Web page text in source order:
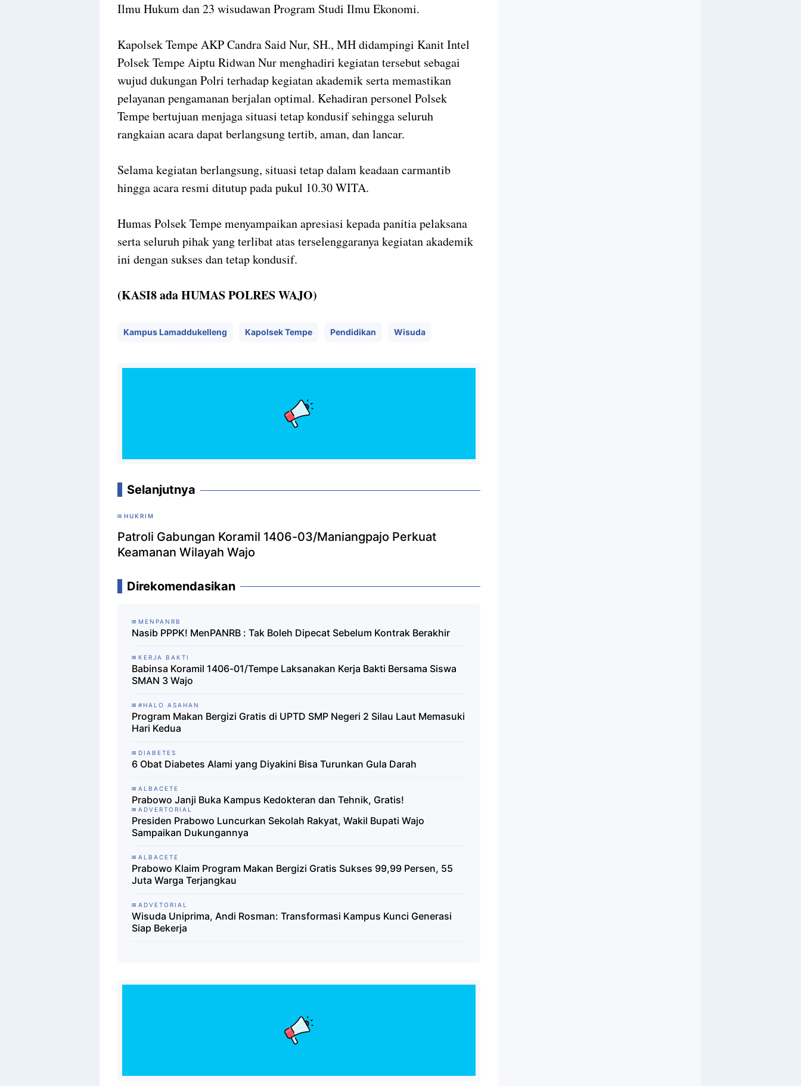
Ilmu Hukum dan 23 wisudawan Program Studi Ilmu Ekonomi.
Kapolsek Tempe AKP Candra Said Nur, SH., MH didampingi Kanit Intel
Polsek Tempe Aiptu Ridwan Nur menghadiri kegiatan tersebut sebagai
wujud dukungan Polri terhadap kegiatan akademik serta memastikan
pelayanan pengamanan berjalan optimal. Kehadiran personel Polsek
Tempe bertujuan menjaga situasi tetap kondusif sehingga seluruh
rangkaian acara dapat berlangsung tertib, aman, dan lancar.
Selama kegiatan berlangsung, situasi tetap dalam keadaan carmantib
hingga acara resmi ditutup pada pukul 10.30 WITA.
Humas Polsek Tempe menyampaikan apresiasi kepada panitia pelaksana
serta seluruh pihak yang terlibat atas terselenggaranya kegiatan akademik
ini dengan sukses dan tetap kondusif.
(KASI8 ada HUMAS POLRES WAJO)
Kampus Lamaddukelleng Kapolsek Tempe Pendidikan Wisuda
Selanjutnya
HUKRIM
Patroli Gabungan Koramil 1406-03/Maniangpajo Perkuat
Keamanan Wilayah Wajo
Direkomendasikan
MENPANRB
Nasib PPPK! MenPANRB : Tak Boleh Dipecat Sebelum Kontrak Berakhir
KERJA BAKTI
Babinsa Koramil 1406-01/Tempe Laksanakan Kerja Bakti Bersama Siswa
SMAN 3 Wajo
#HALO ASAHAN
Program Makan Bergizi Gratis di UPTD SMP Negeri 2 Silau Laut Memasuki
Hari Kedua
DIABETES
6 Obat Diabetes Alami yang Diyakini Bisa Turunkan Gula Darah
ALBACETE
Prabowo Janji Buka Kampus Kedokteran dan Tehnik, Gratis!
ADVERTORIAL
Presiden Prabowo Luncurkan Sekolah Rakyat, Wakil Bupati Wajo
Sampaikan Dukungannya
ALBACETE
Prabowo Klaim Program Makan Bergizi Gratis Sukses 99,99 Persen, 55
Juta Warga Terjangkau
ADVETORIAL
Wisuda Uniprima, Andi Rosman: Transformasi Kampus Kunci Generasi
Siap Bekerja